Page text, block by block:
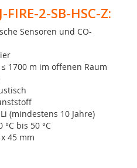
2-SB-HSC-Z:
Sensoren und CO-
1700 m im offenen Raum
(mindestens 10 Jahre)
bis 50 °C
45 mm